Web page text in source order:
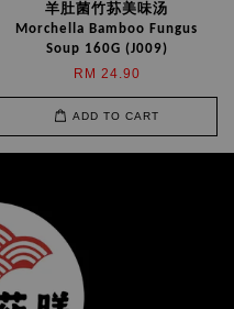
羊肚菌竹荪美味汤
Morchella Bamboo Fungus
Soup 160G (J009)
RM 24.90
ADD TO CART